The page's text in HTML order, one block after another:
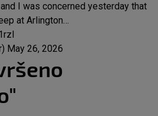
I was concerned yesterday that
at Arlington…
May 26, 2026